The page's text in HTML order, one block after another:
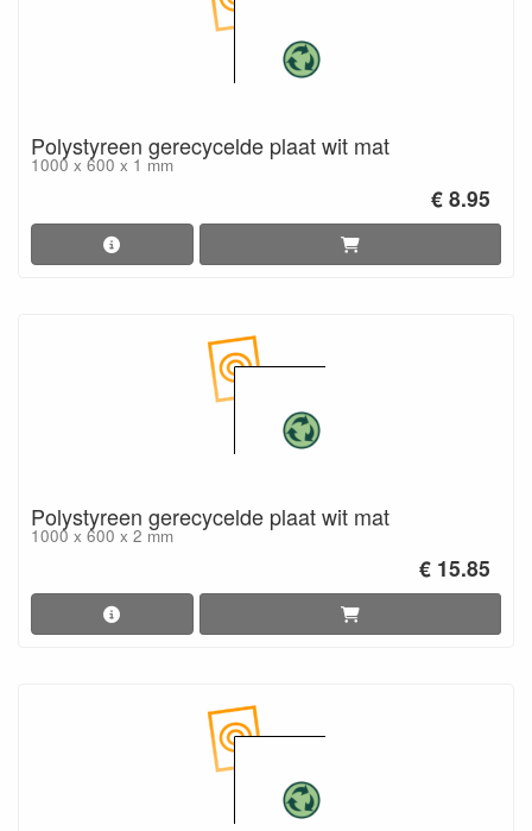
Polystyreen gerecycelde plaat wit mat
1000 x 600 x 1 mm
€ 8.95
Polystyreen gerecycelde plaat wit mat
1000 x 600 x 2 mm
€ 15.85